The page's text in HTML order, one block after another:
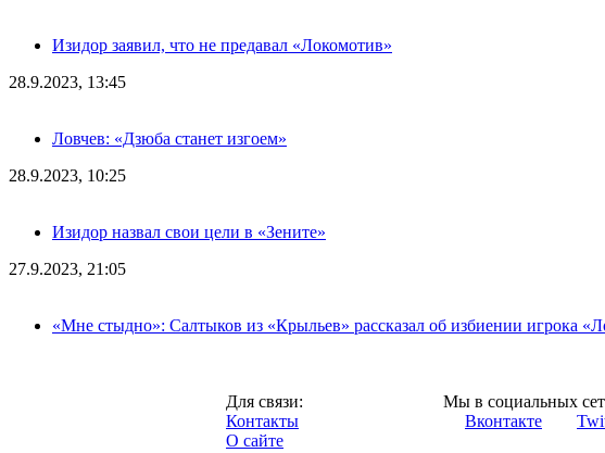
Изидор заявил, что не предавал «Локомотив»
28.9.2023, 13:45
Ловчев: «Дзюба станет изгоем»
28.9.2023, 10:25
Изидор назвал свои цели в «Зените»
27.9.2023, 21:05
«Мне стыдно»: Салтыков из «Крыльев» рассказал об избиении игрока
Для связи:
Контакты
О сайте
Мы в социальных
Вконтакте